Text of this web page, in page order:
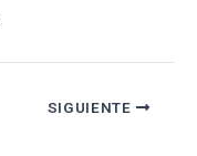
SIGUIENTE